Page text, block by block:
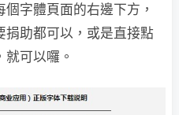
字體頁面的右邊下方，
捐助都可以，或是直接點
可以囉。